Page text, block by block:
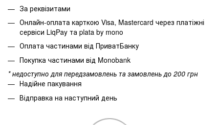
За реквізитами
Онлайн-оплата карткою Visa, Mastercard через платіжні
сервіси LiqPay та plata by mono
Оплата частинами від ПриватБанку
Покупка частинами від Monobank
* недоступно для передзамовлень та замовлень до 200 грн
Надійне пакування
Відправка на наступний день